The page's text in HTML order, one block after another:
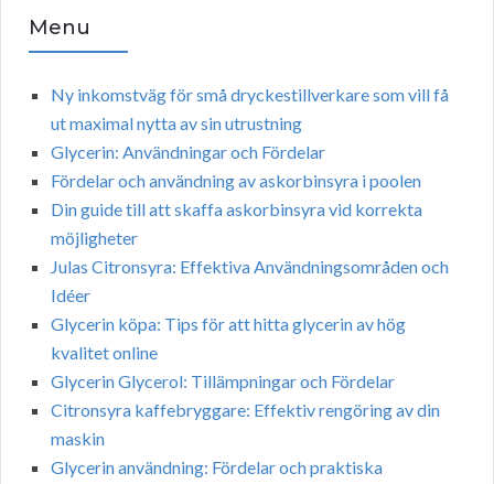
Menu
Ny inkomstväg för små dryckestillverkare som vill få
ut maximal nytta av sin utrustning
Glycerin: Användningar och Fördelar
Fördelar och användning av askorbinsyra i poolen
Din guide till att skaffa askorbinsyra vid korrekta
möjligheter
Julas Citronsyra: Effektiva Användningsområden och
Idéer
Glycerin köpa: Tips för att hitta glycerin av hög
kvalitet online
Glycerin Glycerol: Tillämpningar och Fördelar
Citronsyra kaffebryggare: Effektiv rengöring av din
maskin
Glycerin användning: Fördelar och praktiska